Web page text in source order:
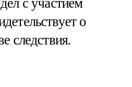
с участием
о
следствия.